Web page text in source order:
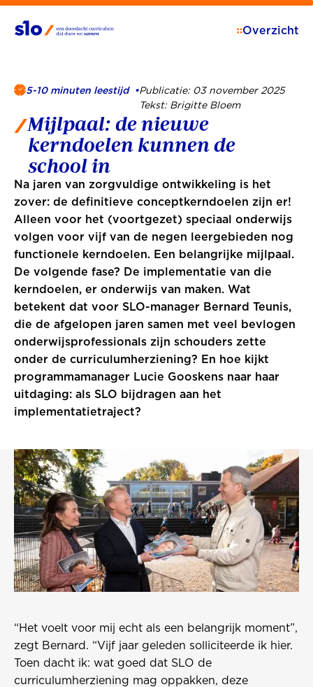
Overzicht
5-10minuten leestijd •Publicatie: 03 november 2025
Tekst: Brigitte Bloem
Mijlpaal: de nieuwe
kerndoelen kunnen de
school in
Na jaren van zorgvuldige ontwikkeling is het
zover: de definitieve conceptkerndoelen zijn er!
Alleen voor het (voortgezet) speciaal onderwijs
volgen voor vijf van de negen leergebieden nog
functionele kerndoelen. Een belangrijke mijlpaal.
De volgende fase? De implementatie van die
kerndoelen, er onderwijs van maken. Wat
betekent dat voor SLO-manager Bernard Teunis,
die de afgelopen jaren samen met veel bevlogen
onderwijsprofessionals zijn schouders zette
onder de curriculumherziening? En hoe kijkt
programmamanager Lucie Gooskens naar haar
uitdaging: als SLO bijdragen aan het
implementatietraject?
“Het voelt voor mij echt als een belangrijk moment”,
zegt Bernard. “Vijf jaar geleden solliciteerde ik hier.
Toen dacht ik: wat goed dat SLO de
curriculumherziening mag oppakken, deze